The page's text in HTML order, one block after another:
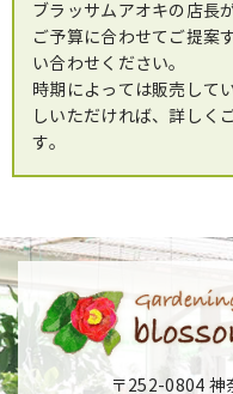
ブラッサムアオキの店長
ご予算に合わせてご提案
い合わせください。
時期によっては販売して
しいただければ、詳しく
す。
〒252-0804 神